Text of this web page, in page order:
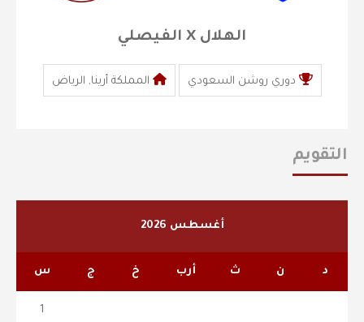
الهلال X الفيصلي
دوري روشن السعودي المملكة أرينا, الرياض
التقويم
أغسطس 2026
د ن ث أرب خ ج س
1